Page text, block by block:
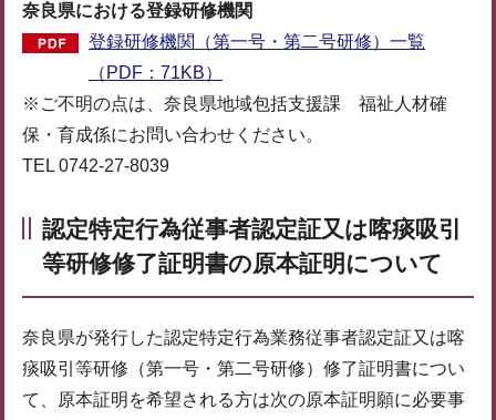
奈良県における登録研修機関
登録研修機関（第一号・第二号研修）一覧
（PDF：71KB）
※ご不明の点は、奈良県地域包括支援課 福祉人材確
保・育成係にお問い合わせください。
TEL 0742-27-8039
認定特定行為従事者認定証又は喀痰吸引
等研修修了証明書の原本証明 について
奈良県が発行した認定特定行為業務従事者認定証又は喀
痰吸引等研修（第一号・第二号研修）修了証明書につい
て、原本証明を希望される方は次の原本証明願に必要事